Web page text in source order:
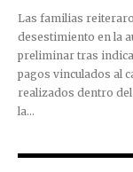
Las familias
desestimiento en la
preliminar tras
pagos vinculados al
realizados dentro
la...